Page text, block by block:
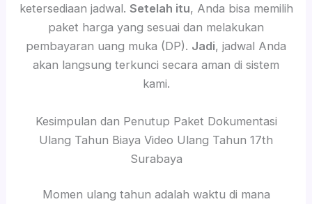
ketersediaan jadwal. Setelah itu, Anda bisa memilih
paket harga yang sesuai dan melakukan
pembayaran uang muka (DP). Jadi, jadwal Anda
akan langsung terkunci secara aman di sistem
kami.
Kesimpulan dan Penutup Paket Dokumentasi
Ulang Tahun Biaya Video Ulang Tahun 17th
Surabaya
Momen ulang tahun adalah waktu di mana